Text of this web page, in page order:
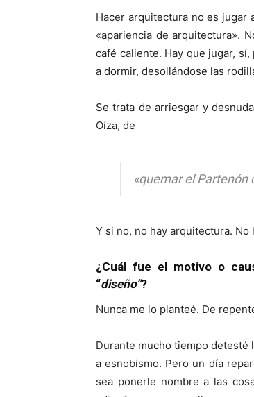
Hacer arquitectura no es jugar
«apariencia de arquitectura».
café caliente. Hay que jugar,
a dormir, desollándose las
Se trata de arriesgar y
Oíza, de
«quemar el Partenón
Y si no, no hay arquitectura. No
¿Cuál fue el motivo o
“diseño”?
Nunca me lo planteé. De
Durante mucho tiempo detesté
a esnobismo. Pero un día
sea ponerle nombre a las